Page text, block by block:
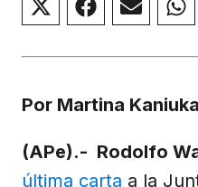
Compartir
en
(Twitter)
en en
Por Martina Kaniuka
(APe).- Rodolfo
última carta a la